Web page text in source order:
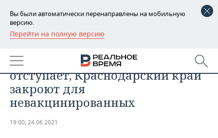
Вы были автоматически перенаправлены на мобильную
версию.
Перейти на полную версию
РЕГИОНЫ
БАШКОРТОСТАН
ТАТАРСТАН
УДМУРТИЯ
НОВОСТИ
АНАЛИТИКА
НОВОСТИ АНАЛИТИКИ
ДЕКЛАРАЦИИ О ДОХОДАХ
ЭКОНОМИКА
НОВОСТИ ЭКОНОМИКИ
ПРОМЫШЛЕННОСТЬ
массовый мор пчел, жара не
отступает, Краснодарский край
закроют для
невакцинированных
19:00, 24.06.2021